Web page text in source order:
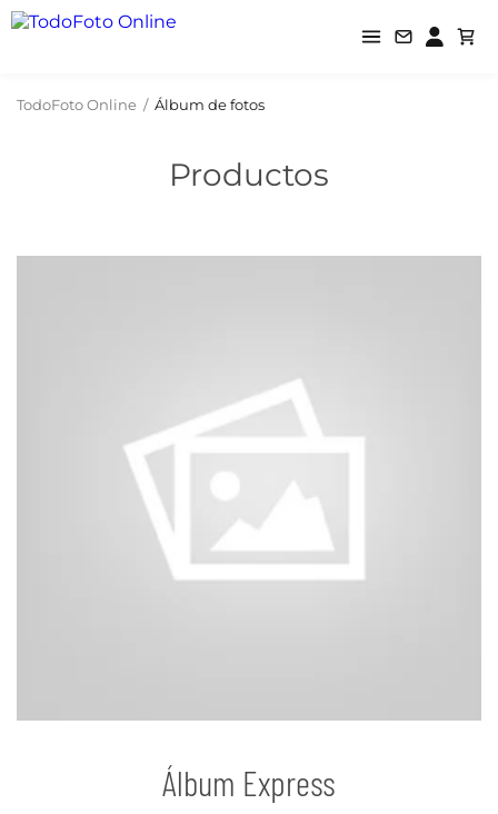
TodoFoto Online / Álbum de fotos
Productos
Álbum Express